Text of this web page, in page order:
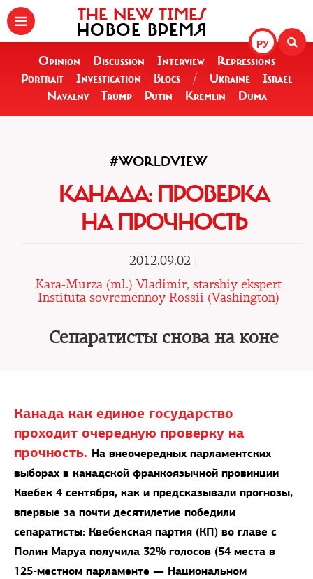
РУ
THE NEW TIMES
НОВОЕ ВРЕМЯ
Opinion Discussion Interview
Repressions
Portrait
Investigation Blogs / Ukraine
Israel
Navalny
Trump Putin Kremlin Duma
#WORLDVIEW
КАНАДА: ПРОВЕРКА
НА ПРОЧНОСТЬ
2012.09.02 |
Kara-Murza (ml.) Vladimir, starshiy ekspert
Instituta sovremennoy Rossii (Vashington)
Сепаратисты снова на коне
Канада как единое государство
проходит очередную проверку на
прочность. На внеочередных парламентских
выборах в канадской франкоязычной провинции
Квебек 4 сентября, как и предсказывали прогнозы,
впервые за почти десятилетие победили
сепаратисты: Квебекская партия (КП) во главе с
Полин Маруа получила 32% голосов (54 места в
125-местном парламенте — Национальном